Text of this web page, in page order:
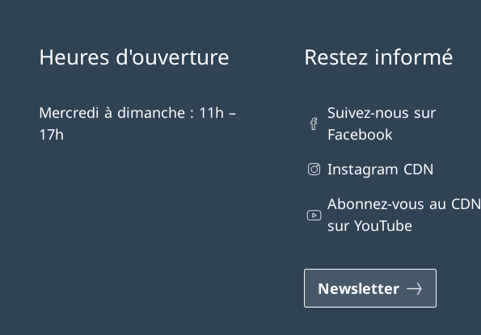
Heures d'ouverture
Mercredi à dimanche : 11h –
17h
Restez informé
Suivez-nous sur
Facebook
Instagram CDN
Abonnez-vous au CDN
sur YouTube
Newsletter